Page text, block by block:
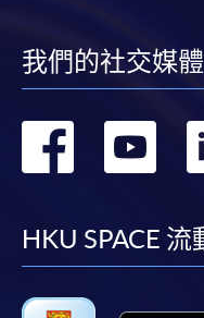
報讀新課程
SF26報名表，親
費以及所需證明
下載報名表SF26]
表可向報名中心
我們的社交媒體
轉
HKU SPACE